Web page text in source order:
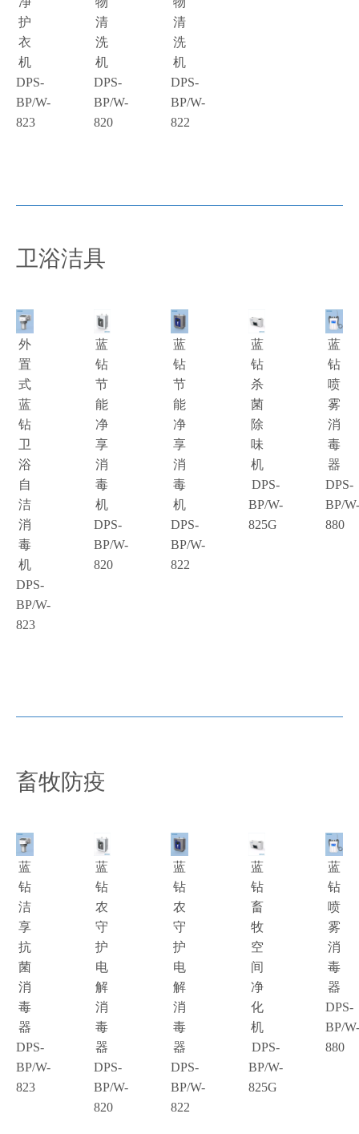
护
衣
机
DPS-
BP/W-
823
清
洗
机
DPS-
BP/W-
820
清
洗
机
DPS-
BP/W-
822
卫浴洁具
外
置
式
蓝
钻
卫
浴
自
洁
消
毒
机
DPS-
BP/W-
823
蓝
钻
节
能
净
享
消
毒
机
DPS-
BP/W-
820
蓝
钻
节
能
净
享
消
毒
机
DPS-
BP/W-
822
蓝
钻
杀
菌
除
味
机
DPS-
BP/W-
825G
蓝
钻
喷
雾
消
毒
器
DPS-
BP/
880
畜牧防疫
蓝
钻
洁
享
抗
菌
消
毒
器
DPS-
BP/W-
823
蓝
钻
农
守
护
电
解
消
毒
器
DPS-
BP/W-
820
蓝
钻
农
守
护
电
解
消
毒
器
DPS-
BP/W-
822
蓝
钻
畜
牧
空
间
净
化
机
DPS-
BP/W-
825G
蓝
钻
喷
雾
消
毒
器
DPS-
BP/
880